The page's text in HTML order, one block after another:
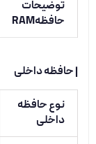
توضیحات
حافظهRAM
| حافظه داخلی
نوع حافظه
داخلی